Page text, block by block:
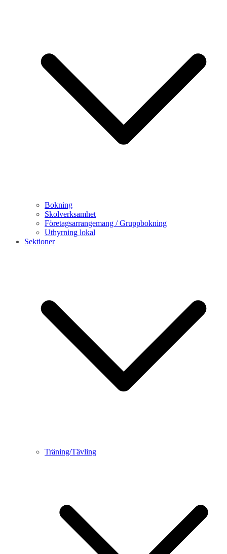
Bokning
Skolverksamhet
Företagsarrangemang / Gruppbokning
Uthyrning lokal
Sektioner
Träning/Tävling